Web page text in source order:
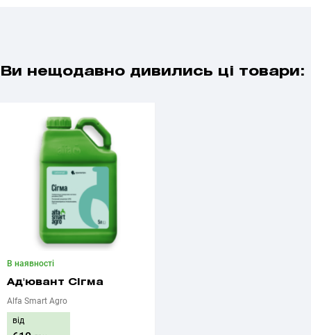
Ви нещодавно дивились ці товари:
В наявності
Ад'ювант Сігма
Alfa Smart Agro
від